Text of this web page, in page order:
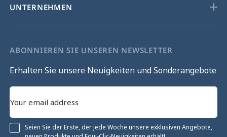
UNTERNEHMEN
ABONNIEREN SIE UNSEREN NEWSLETTER
Erhalten Sie unsere Neuigkeiten und Sonderangebote
Seien Sie der Erste, der jede Woche unsere exklusiven Angebote,